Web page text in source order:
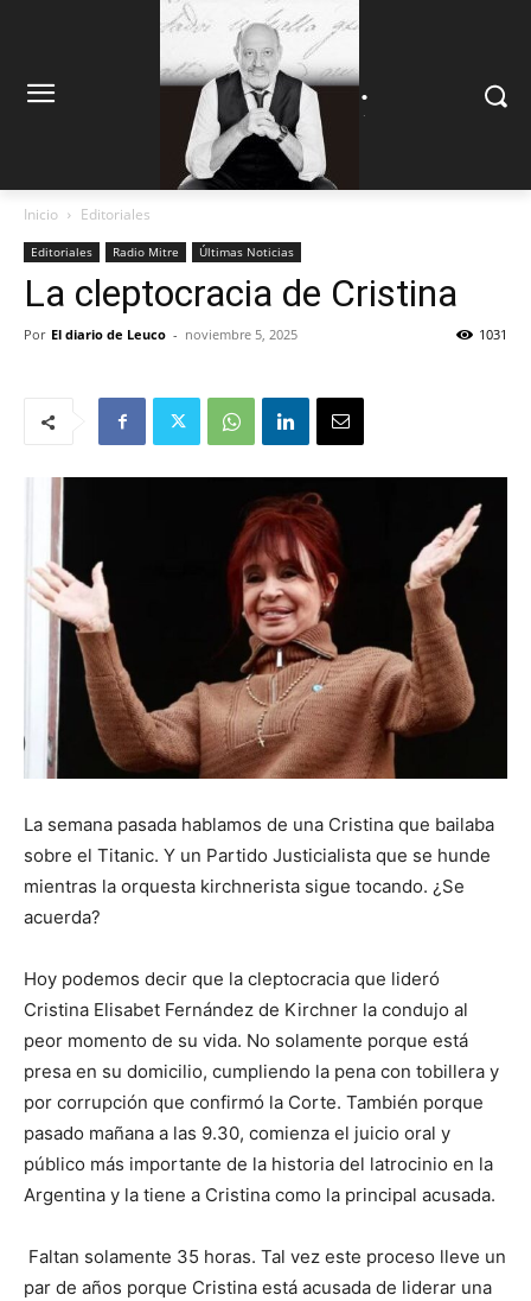
.
Inicio Editoriales
Editoriales Radio Mitre Últimas Noticias
La cleptocracia de Cristina
Por El diario de Leuco - noviembre 5, 2025 1031
La semana pasada hablamos de una Cristina que bailaba
sobre el Titanic. Y un Partido Justicialista que se hunde
mientras la orquesta kirchnerista sigue tocando. ¿Se
acuerda?
Hoy podemos decir que la cleptocracia que lideró
Cristina Elisabet Fernández de Kirchner la condujo al
peor momento de su vida. No solamente porque está
presa en su domicilio, cumpliendo la pena con tobillera y
por corrupción que confirmó la Corte. También porque
pasado mañana a las 9.30, comienza el juicio oral y
público más importante de la historia del latrocinio en la
Argentina y la tiene a Cristina como la principal acusada.
Faltan solamente 35 horas. Tal vez este proceso lleve un
par de años porque Cristina está acusada de liderar una